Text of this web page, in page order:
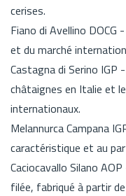
cerises.
Fiano di Avellino DOCG
et du marché
Castagna di Serino IGP
châtaignes en Italie et
internationaux.
Melannurca Campana
caractéristique et au
Caciocavallo Silano
filée, fabriqué à partir